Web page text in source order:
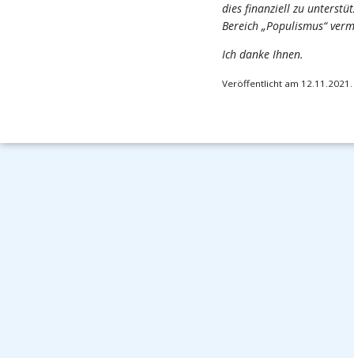
dies finanziell zu
Bereich „Populismus“
Ich danke Ihnen.
Veröffentlicht am 12.11.2021.